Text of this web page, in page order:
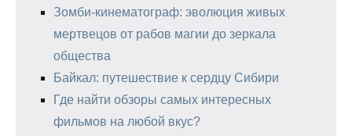
Зомби-кинематограф: эволюция живых
мертвецов от рабов магии до зеркала
общества
Байкал: путешествие к сердцу Сибири
Где найти обзоры самых интересных
фильмов на любой вкус?